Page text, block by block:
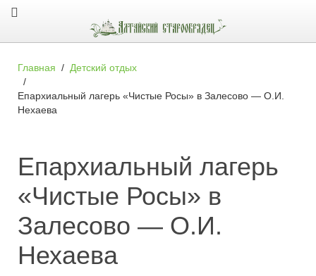
Главная Детский отдых
Епархиальный лагерь «Чистые Росы» в Залесово — О.И.
Нехаева
Епархиальный лагерь
«Чистые Росы» в
Залесово — О.И.
Нехаева